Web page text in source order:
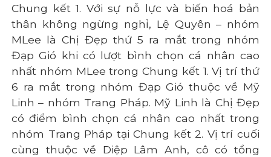
Chung kết 1. Với sự nỗ lực và biến hoá bản
thân không ngừng nghỉ, Lệ Quyên – nhóm
MLee là Chị Đẹp thứ 5 ra mắt trong nhóm
Đạp Gió khi có lượt bình chọn cá nhân cao
nhất nhóm MLee trong Chung kết 1. Vị trí thứ
6 ra mắt trong nhóm Đạp Gió thuộc về Mỹ
Linh – nhóm Trang Pháp. Mỹ Linh là Chị Đẹp
có điểm bình chọn cá nhân cao nhất trong
nhóm Trang Pháp tại Chung kết 2. Vị trí cuối
cùng thuộc về Diệp Lâm Anh, cô có tổng